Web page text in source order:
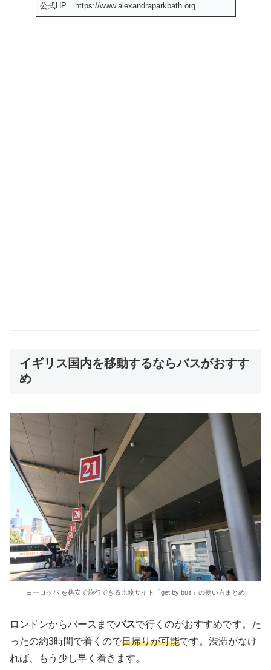
公式HP https://www.alexandraparkbath.org
イギリス国内を移動するならバスがおすす
め
ヨーロッパ を格安で旅行できる比較サイト「get by bus」の使い方まとめ
ロンドンからバースまでバスで行くのがおすすめです。た
ったの約3時間で着くので日帰りが可能です。渋滞がなけ
れば、もう少し早く着きます。